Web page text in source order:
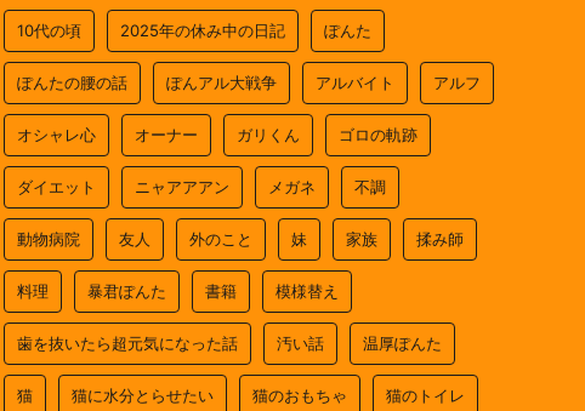
10代の頃 2025年の休み中の日記 ぽんた
ぽんたの腰の話 ぽんアル大戦争 アルバイト アルフ
オシャレ心 オーナー ガリくん ゴロの軌跡
ダイエット ニャアアアン メガネ 不調
動物病院 友人 外のこと 妹 家族 揉み師
料理 暴君ぽんた 書籍 模様替え
歯を抜いたら超元気になった話 汚い話 温厚ぽんた
猫 猫に水分とらせたい 猫のおもちゃ 猫のトイレ